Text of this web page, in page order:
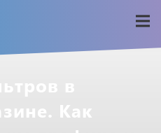
Как